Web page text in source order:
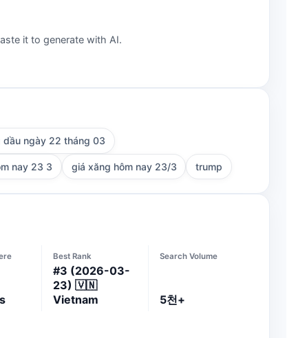
it to generate with AI.
dầu ngày 22 tháng 03
nay 23 3 giá xăng hôm nay 23/3 trump
Best Rank
#3 (2026-03-
23) 🇻🇳
Vietnam
Search Volume
5천+